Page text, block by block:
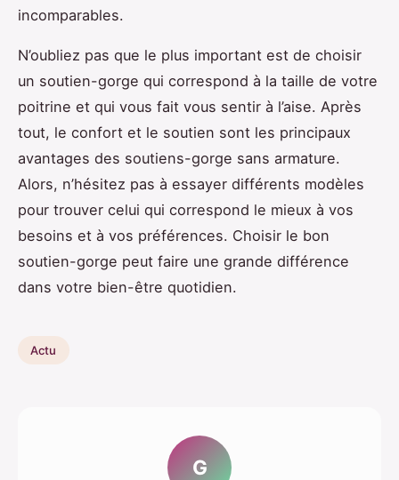
incomparables.
N’oubliez pas que le plus important est de choisir
un soutien-gorge qui correspond à la taille de votre
poitrine et qui vous fait vous sentir à l’aise. Après
tout, le confort et le soutien sont les principaux
avantages des soutiens-gorge sans armature.
Alors, n’hésitez pas à essayer différents modèles
pour trouver celui qui correspond le mieux à vos
besoins et à vos préférences. Choisir le bon
soutien-gorge peut faire une grande différence
dans votre bien-être quotidien.
Actu
G